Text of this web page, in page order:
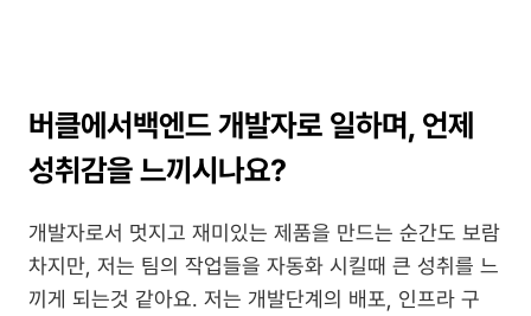
버클에서백엔드 개발자로 일하며, 언제
성취감을 느끼시나요?
개발자로서 멋지고 재미있는 제품을 만드는 순간도 보람
차지만, 저는 팀의 작업들을 자동화 시킬때 큰 성취를 느
끼게 되는것 같아요. 저는 개발단계의 배포, 인프라 구